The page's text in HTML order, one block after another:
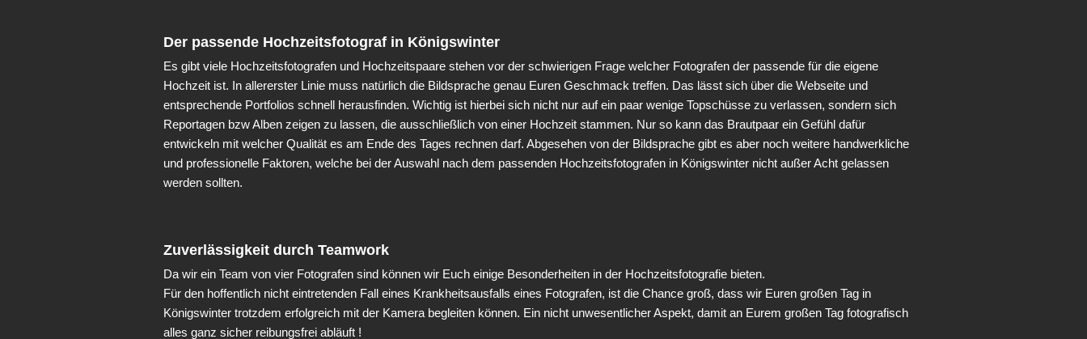
Der passende Hochzeitsfotograf in Königswinter
Es gibt viele Hochzeitsfotografen und Hochzeitspaare stehen vor der schwierigen Frage welcher Fotografen der passende für die eigene
Hochzeit ist. In allererster Linie muss natürlich die Bildsprache genau Euren Geschmack treffen. Das lässt sich über die Webseite und
entsprechende Portfolios schnell herausfinden. Wichtig ist hierbei sich nicht nur auf ein paar wenige Topschüsse zu verlassen, sondern sich
Reportagen bzw Alben zeigen zu lassen, die ausschließlich von einer Hochzeit stammen. Nur so kann das Brautpaar ein Gefühl dafür
entwickeln mit welcher Qualität es am Ende des Tages rechnen darf. Abgesehen von der Bildsprache gibt es aber noch weitere handwerkliche
und professionelle Faktoren, welche bei der Auswahl nach dem passenden Hochzeitsfotografen in Königswinter nicht außer Acht gelassen
werden sollten.
Zuverlässigkeit durch Teamwork
Da wir ein Team von vier Fotografen sind können wir Euch einige Besonderheiten in der Hochzeitsfotografie bieten.
Für den hoffentlich nicht eintretenden Fall eines Krankheitsausfalls eines Fotografen, ist die Chance groß, dass wir Euren großen Tag in
Königswinter trotzdem erfolgreich mit der Kamera begleiten können. Ein nicht unwesentlicher Aspekt, damit an Eurem großen Tag fotografisch
alles ganz sicher reibungsfrei abläuft !